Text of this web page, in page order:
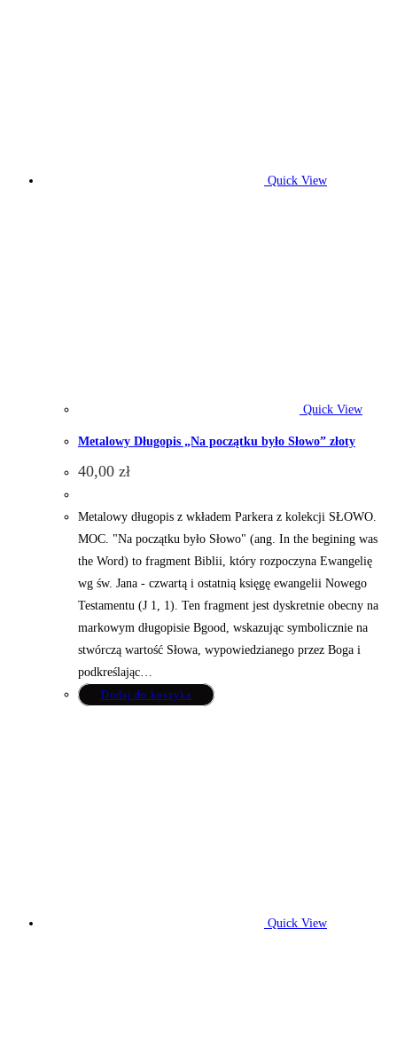
Quick View
Quick View
Metalowy Długopis „Na początku było Słowo” złoty
40,00 zł
Metalowy długopis z wkładem Parkera z kolekcji SŁOWO.
MOC. "Na początku było Słowo" (ang. In the begining was
the Word) to fragment Biblii, który rozpoczyna Ewangelię
wg św. Jana - czwartą i ostatnią księgę ewangelii Nowego
Testamentu (J 1, 1). Ten fragment jest dyskretnie obecny na
markowym długopisie Bgood, wskazując symbolicznie na
stwórczą wartość Słowa, wypowiedzianego przez Boga i
podkreślając…
Dodaj do koszyka
Quick View